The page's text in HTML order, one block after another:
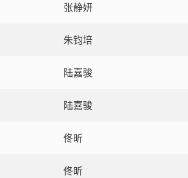
张静妍
朱钧培
陆嘉骏
陆嘉骏
佟昕
佟昕